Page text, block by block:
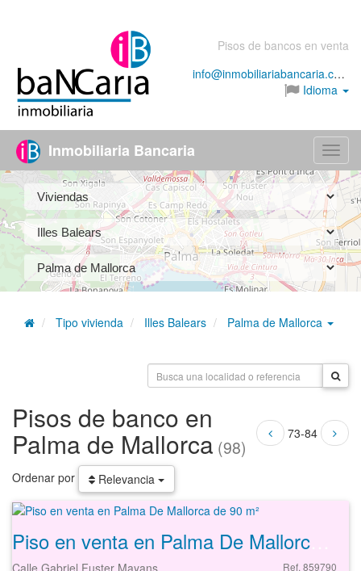
Pisos de bancos en venta
info@inmobiliariabancaria.com
Idioma
Menú
Inmobiliaria Bancaria
Tipo vivienda Illes Balears Palma de Mallorca
73-84
Pisos de banco en
Palma de Mallorca (98)
Ordenar por Relevancia
Ref. 859790